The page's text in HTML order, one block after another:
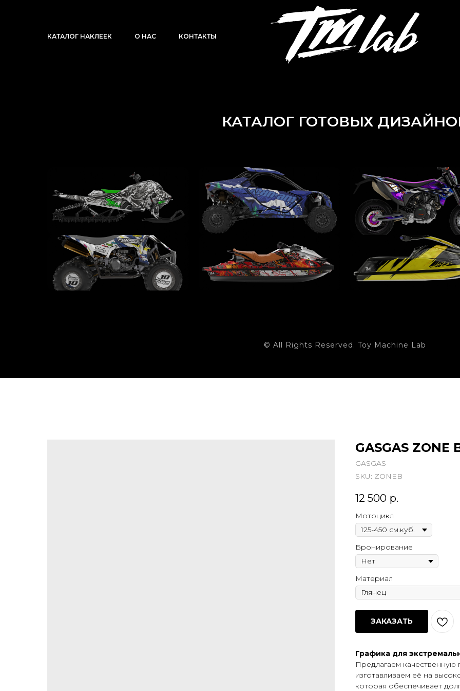
КАТАЛОГ НАКЛЕЕК О НАС КОНТАКТЫ
КАТАЛОГ ГОТОВЫХ
© All Rights Reserved. Toy Machine Lab
GASGAS ZONE
GASGAS
SKU: ZONEB
12 500 р.
Мотоцикл
Бронирование
Материал
ЗАКАЗАТЬ
Графика для
Предлагаем
изготавливаем её на
которая обеспечивает